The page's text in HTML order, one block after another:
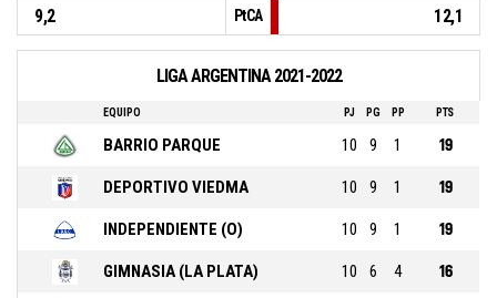
9,2
PtCA 12,1
LIGA ARGENTINA 2021-2022
EQUIPO PJ PG PP PTS
BARRIO PARQUE 10 9 1 19
DEPORTIVO VIEDMA 10 9 1 19
INDEPENDIENTE (O) 10 9 1 19
GIMNASIA (LA PLATA) 10 6 4 16